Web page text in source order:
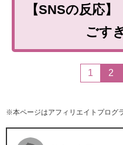
【SNSの反応
ごす
1 2
※本ページはアフィリエイトプログ